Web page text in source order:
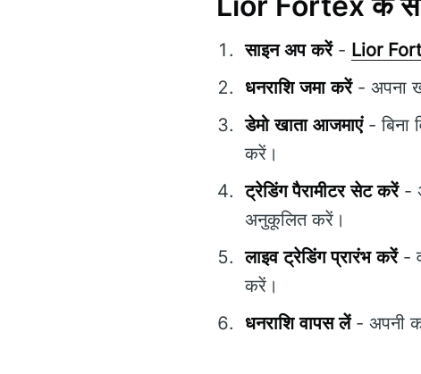
साइन अप करें- Lior
धनराशि जमा करें- अपना
डेमो खाता आजमाएं- बिना
करें।
ट्रेडिंग पैरामीटर सेट करें-
अनुकूलित करें।
लाइव ट्रेडिंग प्रारंभ करें-
करें।
धनराशि वापस लें- अपनी